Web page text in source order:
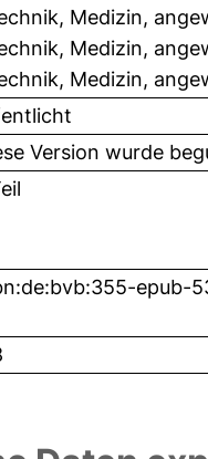
Medizin,
Medizin,
Medizin,
Version wurde
epub-